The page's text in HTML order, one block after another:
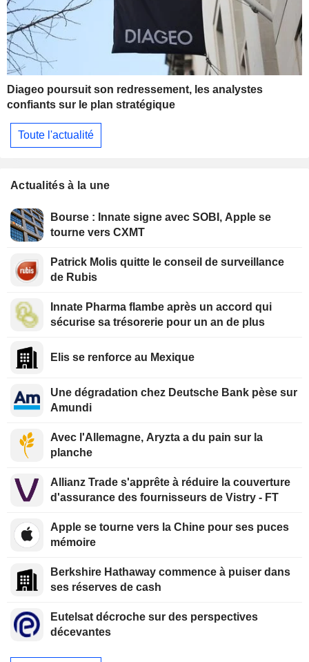
Diageo poursuit son redressement, les analystes
confiants sur le plan stratégique
Toute l'actualité
Actualités à la une
Bourse : Innate signe avec SOBI, Apple se
tourne vers CXMT
Patrick Molis quitte le conseil de surveillance
de Rubis
Innate Pharma flambe après un accord qui
sécurise sa trésorerie pour un an de plus
Elis se renforce au Mexique
Une dégradation chez Deutsche Bank pèse sur
Amundi
Avec l'Allemagne, Aryzta a du pain sur la
planche
Allianz Trade s'apprête à réduire la couverture
d'assurance des fournisseurs de Vistry - FT
Apple se tourne vers la Chine pour ses puces
mémoire
Berkshire Hathaway commence à puiser dans
ses réserves de cash
Eutelsat décroche sur des perspectives
décevantes